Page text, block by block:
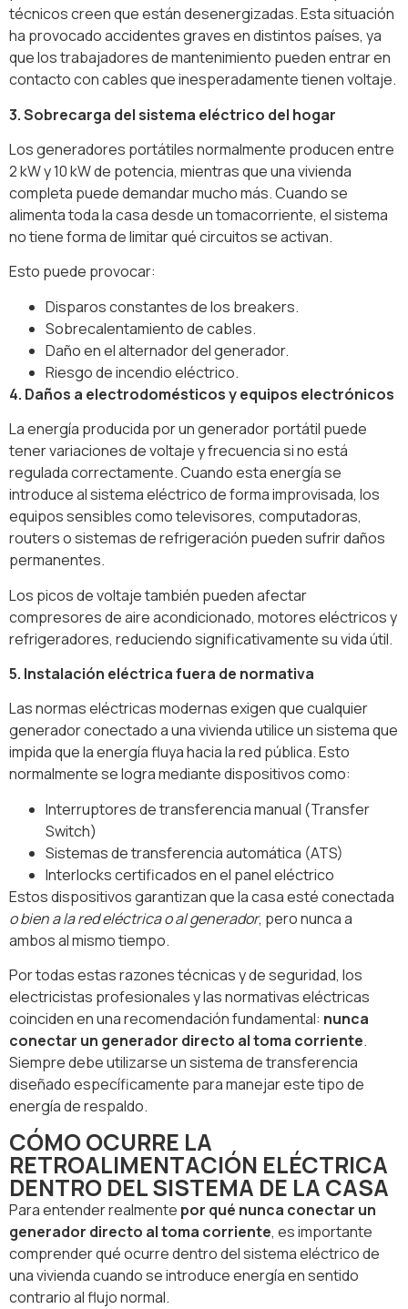
técnicos creen que están desenergizadas. Esta situación
ha provocado accidentes graves en distintos países, ya
que los trabajadores de mantenimiento pueden entrar en
contacto con cables que inesperadamente tienen voltaje.
3. Sobrecarga del sistema eléctrico del hogar
Los generadores portátiles normalmente producen entre
2 kW y 10 kW de potencia, mientras que una vivienda
completa puede demandar mucho más. Cuando se
alimenta toda la casa desde un tomacorriente, el sistema
no tiene forma de limitar qué circuitos se activan.
Esto puede provocar:
Disparos constantes de los breakers.
Sobrecalentamiento de cables.
Daño en el alternador del generador.
Riesgo de incendio eléctrico.
4. Daños a electrodomésticos y equipos electrónicos
La energía producida por un generador portátil puede
tener variaciones de voltaje y frecuencia si no está
regulada correctamente. Cuando esta energía se
introduce al sistema eléctrico de forma improvisada, los
equipos sensibles como televisores, computadoras,
routers o sistemas de refrigeración pueden sufrir daños
permanentes.
Los picos de voltaje también pueden afectar
compresores de aire acondicionado, motores eléctricos y
refrigeradores, reduciendo significativamente su vida útil.
5. Instalación eléctrica fuera de normativa
Las normas eléctricas modernas exigen que cualquier
generador conectado a una vivienda utilice un sistema que
impida que la energía fluya hacia la red pública. Esto
normalmente se logra mediante dispositivos como:
Interruptores de transferencia manual (Transfer
Switch)
Sistemas de transferencia automática (ATS)
Interlocks certificados en el panel eléctrico
Estos dispositivos garantizan que la casa esté conectada
o bien a la red eléctrica o al generador, pero nunca a
ambos al mismo tiempo.
Por todas estas razones técnicas y de seguridad, los
electricistas profesionales y las normativas eléctricas
coinciden en una recomendación fundamental: nunca
conectar un generador directo al toma corriente.
Siempre debe utilizarse un sistema de transferencia
diseñado específicamente para manejar este tipo de
energía de respaldo.
CÓMO OCURRE LA
RETROALIMENTACIÓN ELÉCTRICA
DENTRO DEL SISTEMA DE LA CASA
Para entender realmente por qué nunca conectar un
generador directo al toma corriente, es importante
comprender qué ocurre dentro del sistema eléctrico de
una vivienda cuando se introduce energía en sentido
contrario al flujo normal.